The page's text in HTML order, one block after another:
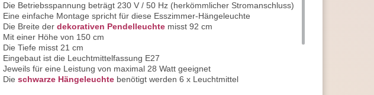
Die Betriebsspannung beträgt 230 V / 50 Hz (herkömmlicher Stromanschluss)
Eine einfache Montage spricht für diese Esszimmer-Hängeleuchte
Die Breite der dekorativen Pendelleuchte misst 92 cm
Mit einer Höhe von 150 cm
Die Tiefe misst 21 cm
Eingebaut ist die Leuchtmittelfassung E27
Jeweils für eine Leistung von maximal 28 Watt geeignet
Die schwarze Hängeleuchte benötigt werden 6 x Leuchtmittel